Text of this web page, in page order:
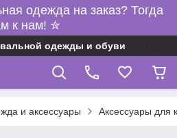
одежда на заказ? Тогда
к нам! ✮
одежды и обуви
и аксессуары Аксессуары для